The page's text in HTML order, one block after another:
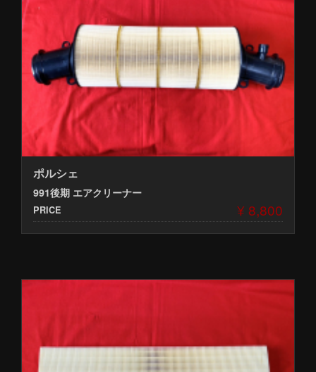
ポルシェ
991後期 エアクリーナー
PRICE ¥ 8,800